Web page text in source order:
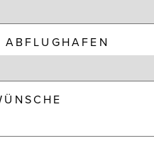
ABFLUGHAFEN